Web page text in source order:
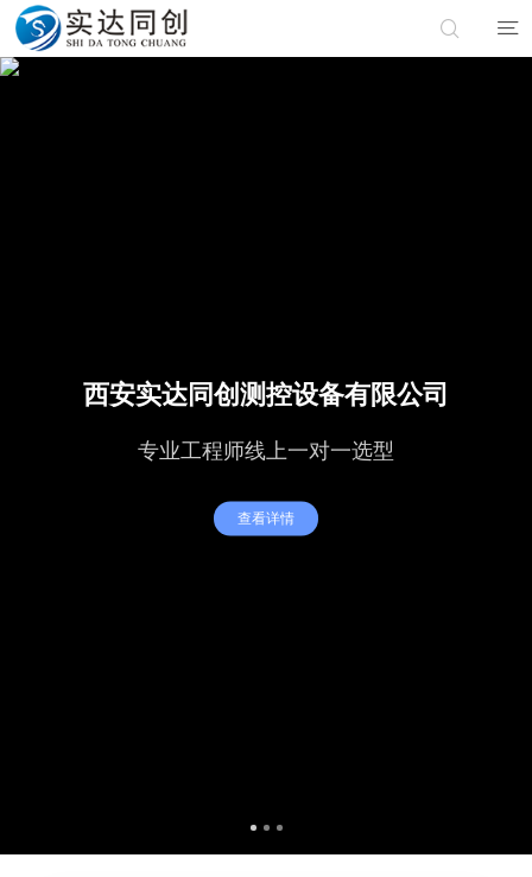
西安实达同创测控设备有限公司
专业工程师线上一对一选型
查看详情